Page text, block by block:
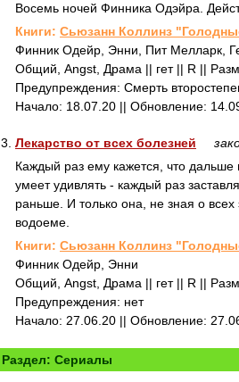
Восемь ночей Финника Одэйра.
Книги: Сьюзанн Коллинз
Финник Одейр, Энни, Пит Мелларк,
Общий, Angst, Драма || гет || R ||
Предупреждения: Смерть
Начало: 18.07.20 || Обновление:
3. Лекарство от всех болезней
Каждый раз ему кажется, что дальше
умеет удивлять - каждый раз
раньше. И только она, не зная о всех
водоеме.
Книги: Сьюзанн Коллинз
Финник Одейр, Энни
Общий, Angst, Драма || гет || R ||
Предупреждения: нет
Начало: 27.06.20 || Обновление:
Раздел: Сериалы